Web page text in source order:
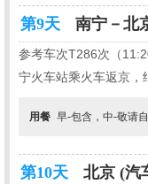
第9天 南宁－北
参考车次T286次（
宁火车站乘火车返京，
用餐 早-包含，中-敬请
第10天 北京 (汽